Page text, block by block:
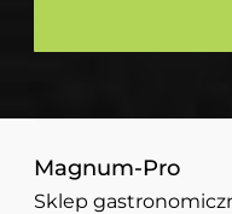
Magnum-Pro
Sklep